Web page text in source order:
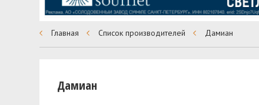
Главная Список производителей Дамиан
Дамиан